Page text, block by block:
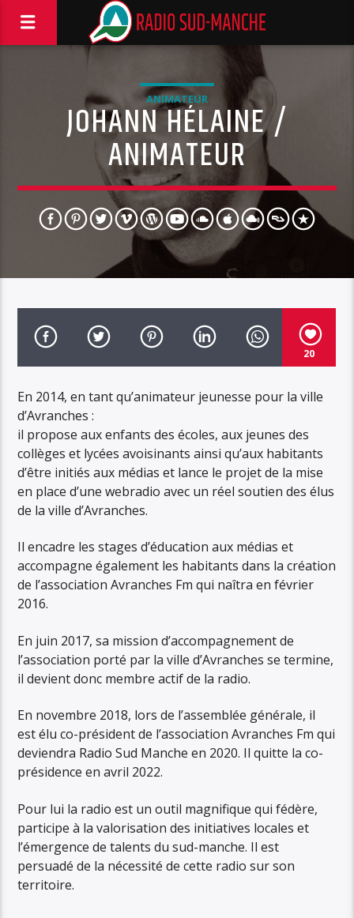
ANIMATEUR
JOHANN HÉLAINE /
ANIMATEUR
20
En 2014, en tant qu’animateur jeunesse pour la ville
d’Avranches :
il propose aux enfants des écoles, aux jeunes des
collèges et lycées avoisinants ainsi qu’aux habitants
d’être initiés aux médias et lance le projet de la mise
en place d’une webradio avec un réel soutien des élus
de la ville d’Avranches.
Il encadre les stages d’éducation aux médias et
accompagne également les habitants dans la création
de l’association Avranches Fm qui naîtra en février
2016.
En juin 2017, sa mission d’accompagnement de
l’association porté par la ville d’Avranches se termine,
il devient donc membre actif de la radio.
En novembre 2018, lors de l’assemblée générale, il
est élu co-président de l’association Avranches Fm qui
deviendra Radio Sud Manche en 2020. Il quitte la co-
présidence en avril 2022.
Pour lui la radio est un outil magnifique qui fédère,
participe à la valorisation des initiatives locales et
l’émergence de talents du sud-manche. Il est
persuadé de la nécessité de cette radio sur son
territoire.